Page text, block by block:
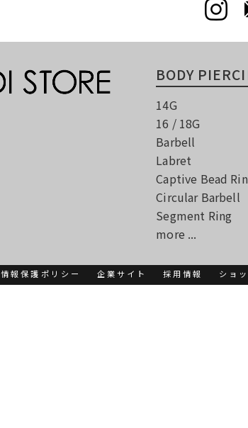
BODY
14G
16 / 18G
Barbell
Labret
Captive Bead
Circular Barbell
Segment Ring
more ...
報保護ポリシー 企業サイト 採用情報 ショ